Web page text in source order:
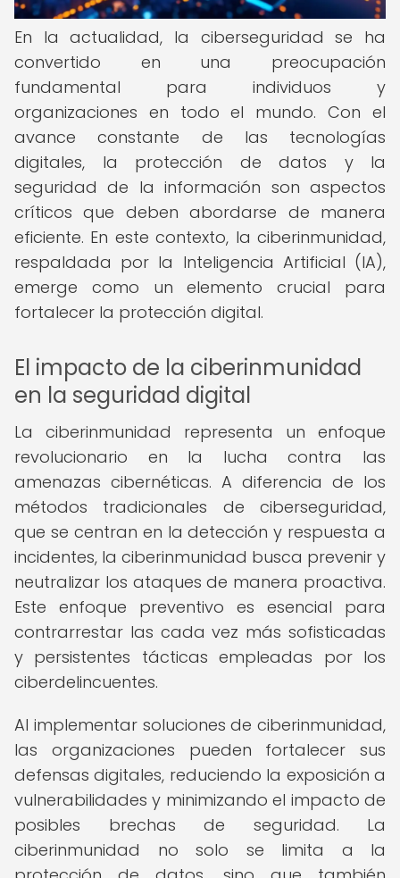
En la actualidad, la ciberseguridad se ha
convertido en una preocupación
fundamental para individuos y
organizaciones en todo el mundo. Con el
avance constante de las tecnologías
digitales, la protección de datos y la
seguridad de la información son aspectos
críticos que deben abordarse de manera
eficiente. En este contexto, la ciberinmunidad,
respaldada por la Inteligencia Artificial (IA),
emerge como un elemento crucial para
fortalecer la protección digital.
El impacto de la ciberinmunidad
en la seguridad digital
La ciberinmunidad representa un enfoque
revolucionario en la lucha contra las
amenazas cibernéticas. A diferencia de los
métodos tradicionales de ciberseguridad,
que se centran en la detección y respuesta a
incidentes, la ciberinmunidad busca prevenir y
neutralizar los ataques de manera proactiva.
Este enfoque preventivo es esencial para
contrarrestar las cada vez más sofisticadas
y persistentes tácticas empleadas por los
ciberdelincuentes.
Al implementar soluciones de ciberinmunidad,
las organizaciones pueden fortalecer sus
defensas digitales, reduciendo la exposición a
vulnerabilidades y minimizando el impacto de
posibles brechas de seguridad. La
ciberinmunidad no solo se limita a la